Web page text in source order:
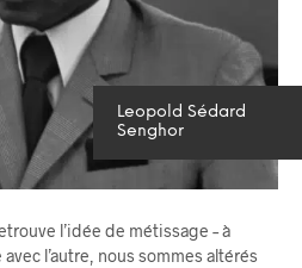
Leopold Sédard
Senghor
l’idée de métissage – à
l’autre, nous sommes altérés